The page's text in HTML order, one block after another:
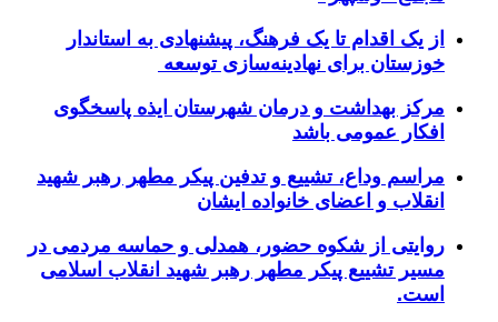
از یک اقدام تا یک فرهنگ، پیشنهادی به استاندار
خوزستان برای نهادینه‌سازی توسعه
مرکز بهداشت و درمان شهرستان ایذه پاسخگوی
افکار عمومی باشد
مراسم وداع، تشییع و تدفین پیکر مطهر رهبر شهید
انقلاب و اعضای خانواده ایشان
روایتی از شکوه حضور، همدلی و حماسه مردمی در
مسیر تشییع پیکر مطهر رهبر شهید انقلاب اسلامی
است.